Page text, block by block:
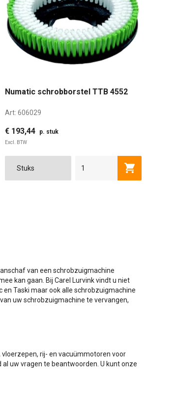
aan winkelwagen
Numatic schrobborstel TTB 4552
Art: 606029
€ 193,44 p. stuk
Excl. BTW
Toevoegen
van een schrobzuigmachine
kan gaan. Bij Carel Lurvink vindt u niet
Taski maar ook alle schrobzuigmachine
uw schrobzuigmachine te vervangen,
rij- en vacuümmotoren voor
uw vragen te beantwoorden. U kunt onze